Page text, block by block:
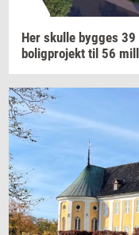
Her skul­le byg­ges 39
bo­lig­pro­jekt til 56